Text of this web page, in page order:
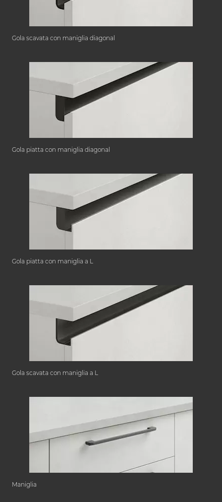
Gola scavata con maniglia diagonal
Gola piatta con maniglia diagonal
Gola piatta con maniglia a L
Gola scavata con maniglia a L
Maniglia